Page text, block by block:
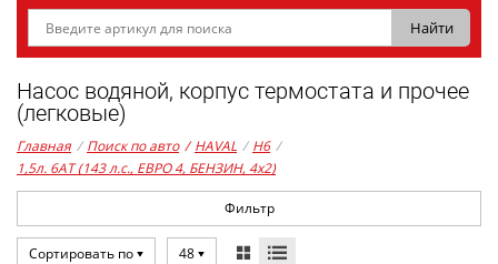
Насос водяной, корпус термостата и прочее
(легковые)
Главная / Поиск по авто / HAVAL / H6 /
1,5л. 6AT (143 л.с., ЕВРО 4, БЕНЗИН, 4x2)
Фильтр
Сортировать по 48